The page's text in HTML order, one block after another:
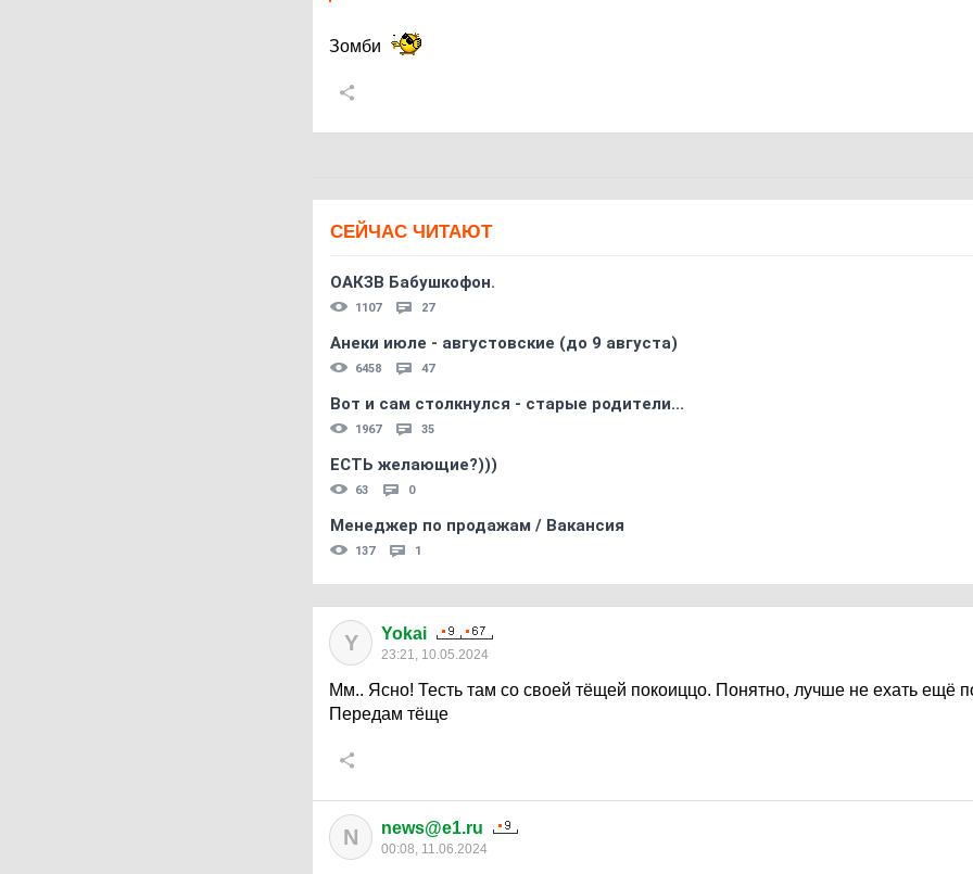
Зомби
СЕЙЧАС ЧИТАЮТ
ОАКЗВ Бабушкофон.
1107 27
Анеки июле - августовские (до 9 августа)
6458 47
Вот и сам столкнулся - старые родители...
1967 35
ЕСТЬ желающие?)))
63 0
Менеджер по продажам / Вакансия
137 1
Y Yokai
23:21, 10.05.2024
Мм.. Ясно! Тесть там со своей тёщей покоиццо. Понятно, лучше не ехать ещё
Передам тёще
N news@e1.ru
00:08, 11.06.2024